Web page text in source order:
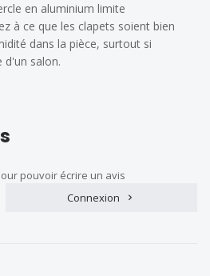
en aluminium limite
à ce que les clapets soient bien
dans la pièce, surtout si
d'un salon.
pouvoir écrire un avis
Connexion